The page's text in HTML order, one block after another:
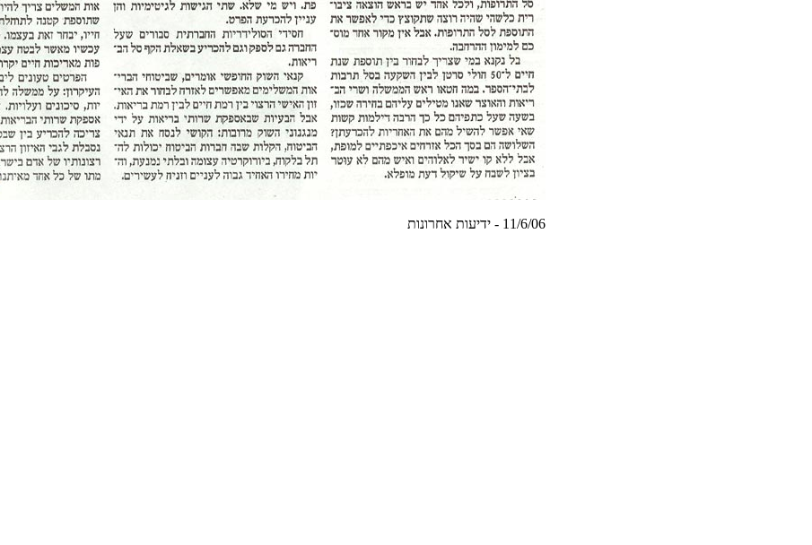
תונורחא תועידי - 11/6/06